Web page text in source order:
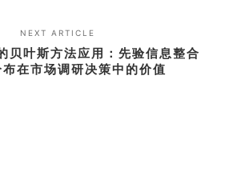
NEXT ARTICLE
贝叶斯方法应用：先验信息整合
在市场调研决策中的价值